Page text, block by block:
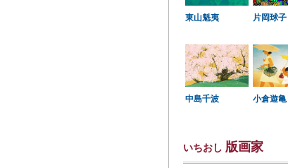
東山魁夷 片岡球子
中島千波 小倉遊亀
いちおし 版画家